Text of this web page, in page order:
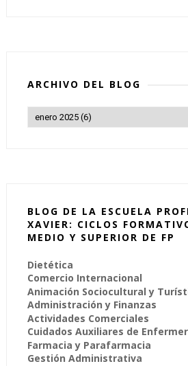
ARCHIVO DEL BLOG
BLOG DE LA ESCUELA
XAVIER: CICLOS
MEDIO Y SUPERIOR DE FP
Dietética
Comercio Internacional
Animación Sociocultural y
Administración y Finanzas
Actividades Comerciales
Cuidados Auxiliares de
Farmacia y Parafarmacia
Gestión Administrativa